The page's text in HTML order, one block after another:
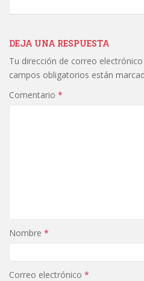
DEJA UNA RESPUESTA
Tu dirección de correo
campos obligatorios están
Comentario *
Nombre *
Correo electrónico *